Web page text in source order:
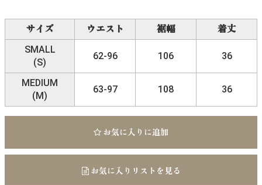
サイズ ウエスト 裾幅
着丈
SMALL
(S)
62-96 106 36
MEDIUM
(M)
63-97 108 36
お気に入りに追加
お気に入りリストを見る